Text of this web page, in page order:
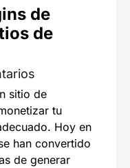
de
de
sitio de
tu
Hoy en
han convertido
de generar